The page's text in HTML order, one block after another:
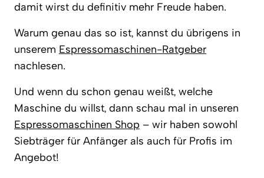
damit wirst du definitiv mehr Freude haben.
Warum genau das so ist, kannst du übrigens in
unserem Espressomaschinen-Ratgeber
nachlesen.
Und wenn du schon genau weißt, welche
Maschine du willst, dann schau mal in unseren
Espressomaschinen Shop – wir haben sowohl
Siebträger für Anfänger als auch für Profis im
Angebot!